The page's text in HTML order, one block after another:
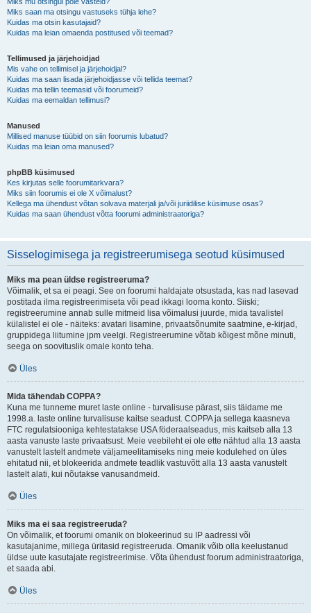
Miks saan ma otsingu vastuseks tühja lehe?
Kuidas ma otsin kasutajaid?
Kuidas ma leian omaenda postitused või teemad?
Tellimused ja järjehoidjad
Mis vahe on tellimisel ja järjehoidjal?
Kuidas ma saan lisada järjehoidjasse või tellida teemat?
Kuidas ma tellin teemasid või foorumeid?
Kuidas ma eemaldan tellimusi?
Manused
Millised manuse tüübid on siin foorumis lubatud?
Kuidas ma leian oma manused?
phpBB küsimused
Kes kirjutas selle foorumitarkvara?
Miks siin foorumis ei ole X võimalust?
Kellega ma ühendust võtan solvava materjali ja/või juriidilise küsimuse osas?
Kuidas ma saan ühendust võtta foorumi administraatoriga?
Sisselogimisega ja registreerumisega seotud küsimused
Miks ma pean üldse registreeruma?
Võimalik, et sa ei peagi. See on foorumi haldajate otsustada, kas nad lasevad
postitada ilma registreerimiseta või pead ikkagi looma konto. Siiski;
registreerumine annab sulle mitmeid lisa võimalusi juurde, mida tavalistel
külalistel ei ole - näiteks: avatari lisamine, privaatsõnumite saatmine, e-kirjad,
gruppidega liitumine jpm veelgi. Registreerumine võtab kõigest mõne minuti,
seega on soovituslik omale konto teha.
Üles
Mida tähendab COPPA?
Kuna me tunneme muret laste online - turvalisuse pärast, siis täidame me
1998.a. laste online turvalisuse kaitse seadust. COPPA ja sellega kaasneva
FTC regulatsiooniga kehtestatakse USA föderaalseadus, mis kaitseb alla 13
aasta vanuste laste privaatsust. Meie veebileht ei ole ette nähtud alla 13 aasta
vanustelt lastelt andmete väljameelitamiseks ning meie kodulehed on üles
ehitatud nii, et blokeerida andmete teadlik vastuvõtt alla 13 aasta vanustelt
lastelt alati, kui nõutakse vanusandmeid.
Üles
Miks ma ei saa registreeruda?
On võimalik, et foorumi omanik on blokeerinud su IP aadressi või
kasutajanime, millega üritasid registreeruda. Omanik võib olla keelustanud
üldse uute kasutajate registreerimise. Võta ühendust foorum administraatoriga,
et saada abi.
Üles